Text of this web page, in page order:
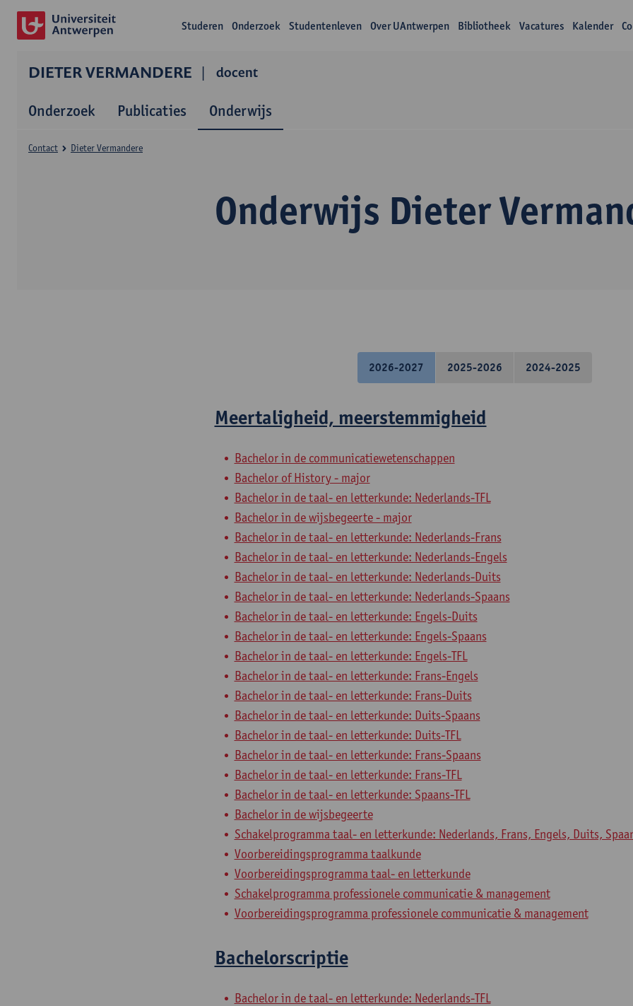
Studeren Onderzoek Studentenleven Over UAntwerpen Bibliotheek Vacatures Kalender
DIETER VERMANDERE docent
Onderzoek Publicaties Onderwijs
Onderwijs Dieter
Contact Dieter Vermandere
2026-2027 2025-2026 2024-2025
Meertaligheid, meerstemmigheid
Bachelor in de communicatiewetenschappen
Bachelor of History - major
Bachelor in de taal- en letterkunde: Nederlands-TFL
Bachelor in de wijsbegeerte - major
Bachelor in de taal- en letterkunde: Nederlands-Frans
Bachelor in de taal- en letterkunde: Nederlands-Engels
Bachelor in de taal- en letterkunde: Nederlands-Duits
Bachelor in de taal- en letterkunde: Nederlands-Spaans
Bachelor in de taal- en letterkunde: Engels-Duits
Bachelor in de taal- en letterkunde: Engels-Spaans
Bachelor in de taal- en letterkunde: Engels-TFL
Bachelor in de taal- en letterkunde: Frans-Engels
Bachelor in de taal- en letterkunde: Frans-Duits
Bachelor in de taal- en letterkunde: Duits-Spaans
Bachelor in de taal- en letterkunde: Duits-TFL
Bachelor in de taal- en letterkunde: Frans-Spaans
Bachelor in de taal- en letterkunde: Frans-TFL
Bachelor in de taal- en letterkunde: Spaans-TFL
Bachelor in de wijsbegeerte
Schakelprogramma taal- en letterkunde: Nederlands, Frans, Engels, Duits,
Voorbereidingsprogramma taalkunde
Voorbereidingsprogramma taal- en letterkunde
Schakelprogramma professionele communicatie & management
Voorbereidingsprogramma professionele communicatie & management
Bachelorscriptie
Bachelor in de taal- en letterkunde: Nederlands-TFL